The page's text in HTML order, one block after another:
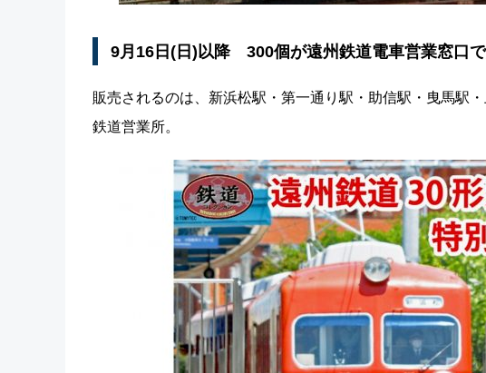
9月16日(日)以降 300個が遠州鉄道電車営業窓口
販売されるのは、新浜松駅・第一通り駅・助信駅・曳馬駅
鉄道営業所。